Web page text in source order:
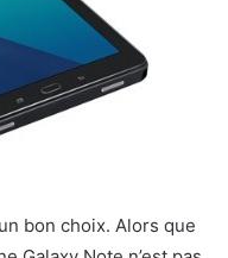
bon choix. Alors que